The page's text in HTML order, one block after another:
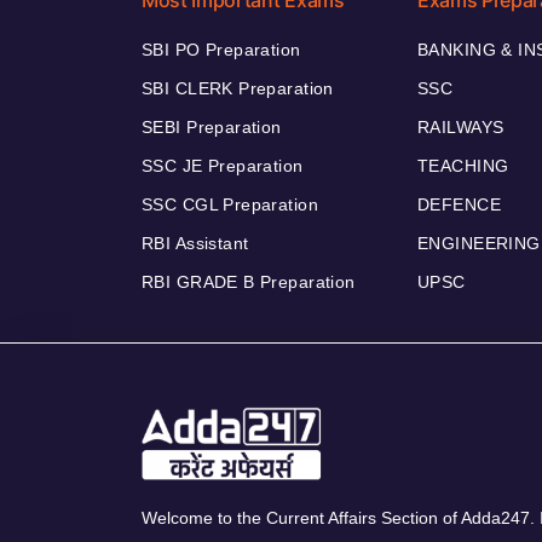
SBI PO Preparation
SBI CLERK Preparation
SEBI Preparation
SSC JE Preparation
SSC CGL Preparation
RBI Assistant
RBI GRADE B Preparation
BANKING &
SSC
RAILWAYS
TEACHING
DEFENCE
ENGINEERING
UPSC
Welcome to the Current Affairs Section of Adda247.